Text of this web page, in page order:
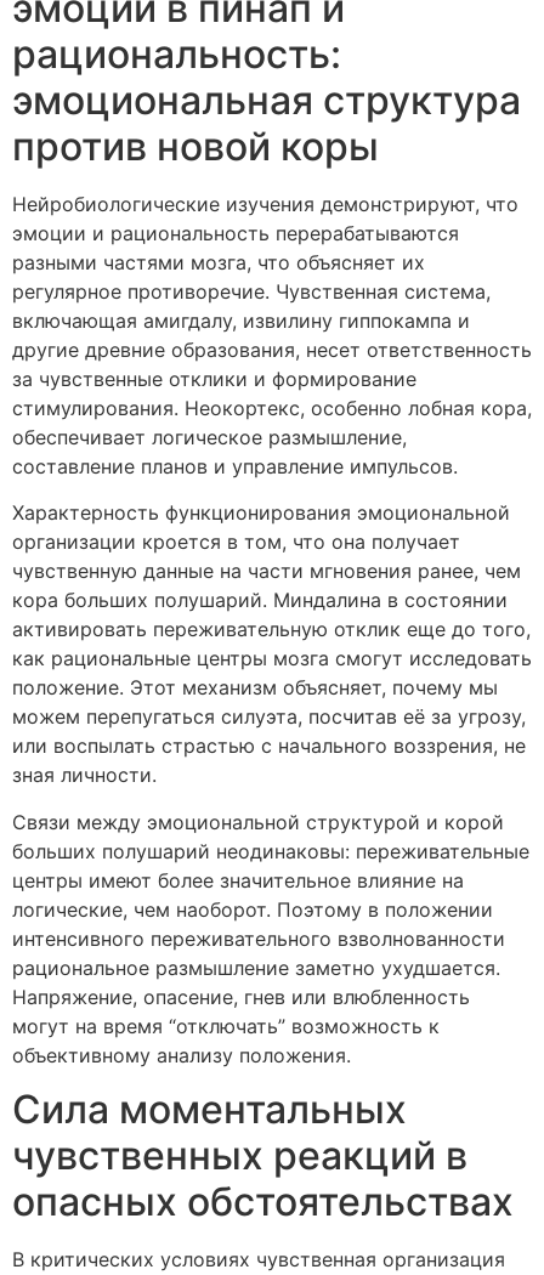
рациональность:
эмоциональная структура
против новой коры
Нейробиологические изучения демонстрируют, что
эмоции и рациональность перерабатываются
разными частями мозга, что объясняет их
регулярное противоречие. Чувственная система,
включающая амигдалу, извилину гиппокампа и
другие древние образования, несет ответственность
за чувственные отклики и формирование
стимулирования. Неокортекс, особенно лобная кора,
обеспечивает логическое размышление,
составление планов и управление импульсов.
Характерность функционирования эмоциональной
организации кроется в том, что она получает
чувственную данные на части мгновения ранее, чем
кора больших полушарий. Миндалина в состоянии
активировать переживательную отклик еще до того,
как рациональные центры мозга смогут исследовать
положение. Этот механизм объясняет, почему мы
можем перепугаться силуэта, посчитав её за угрозу,
или воспылать страстью с начального воззрения, не
зная личности.
Связи между эмоциональной структурой и корой
больших полушарий неодинаковы: переживательные
центры имеют более значительное влияние на
логические, чем наоборот. Поэтому в положении
интенсивного переживательного взволнованности
рациональное размышление заметно ухудшается.
Напряжение, опасение, гнев или влюбленность
могут на время “отключать” возможность к
объективному анализу положения.
Сила моментальных
чувственных реакций в
опасных обстоятельствах
В критических условиях чувственная организация